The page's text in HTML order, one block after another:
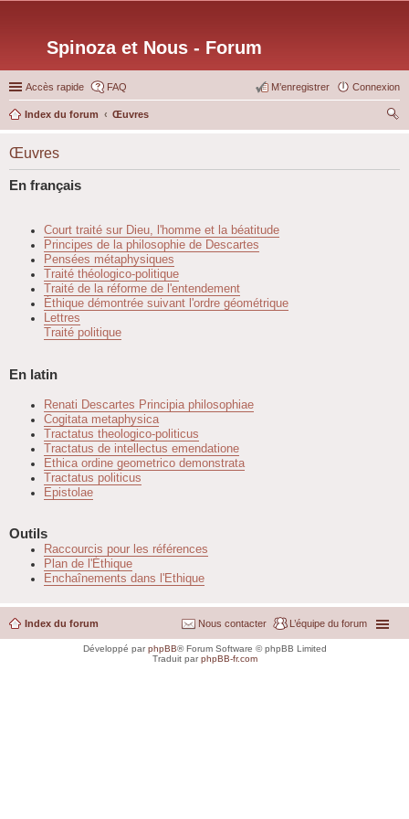
Spinoza et Nous - Forum
Accès rapide FAQ Connexion
M’enregistrer
Index du forum
Œuvres
Œuvres
En français
Court traité sur Dieu, l'homme et la béatitude
Principes de la philosophie de Descartes
Pensées métaphysiques
Traité théologico-politique
Traité de la réforme de l'entendement
Éthique démontrée suivant l'ordre géométrique
Lettres
Traité politique
En latin
Renati Descartes Principia philosophiae
Cogitata metaphysica
Tractatus theologico-politicus
Tractatus de intellectus emendatione
Ethica ordine geometrico demonstrata
Tractatus politicus
Epistolae
Outils
Raccourcis pour les références
Plan de l'Éthique
Enchaînements dans l'Ethique
Index du forum L’équipe du forum
Nous contacter
Développé parphpBB® Forum Software © phpBB Limited
Traduit parphpBB-fr.com